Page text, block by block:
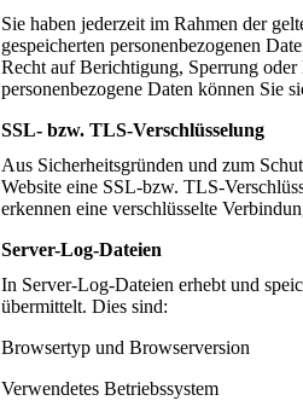
Sie haben jederzeit im Rahmen der
gespeicherten personenbezogenen
Recht auf Berichtigung, Sperrung
personenbezogene Daten können Sie
SSL- bzw. TLS-Verschlüsselung
Aus Sicherheitsgründen und zum
Website eine SSL-bzw. TLS-
erkennen eine verschlüsselte
Server-Log-Dateien
In Server-Log-Dateien erhebt und
übermittelt. Dies sind:
Browsertyp und Browserversion
Verwendetes Betriebssystem